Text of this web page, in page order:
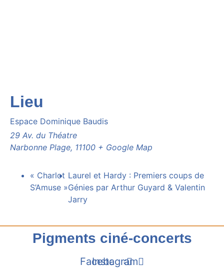
Lieu
Espace Dominique Baudis
29 Av. du Théatre
Narbonne Plage, 11100 + Google Map
« Charlot
S’Amuse »
Laurel et Hardy : Premiers coups de
Génies par Arthur Guyard & Valentin
Jarry
Pigments ciné-concerts
Facebook
Instagram